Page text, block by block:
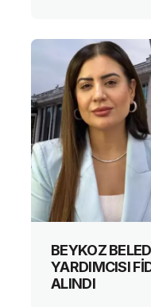
BEYKOZ
YARDIMCISI
ALINDI